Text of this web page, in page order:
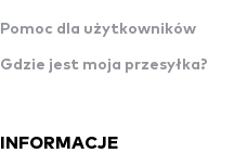
Pomoc dla użytkowników
Gdzie jest moja przesyłka?
INFORMACJE